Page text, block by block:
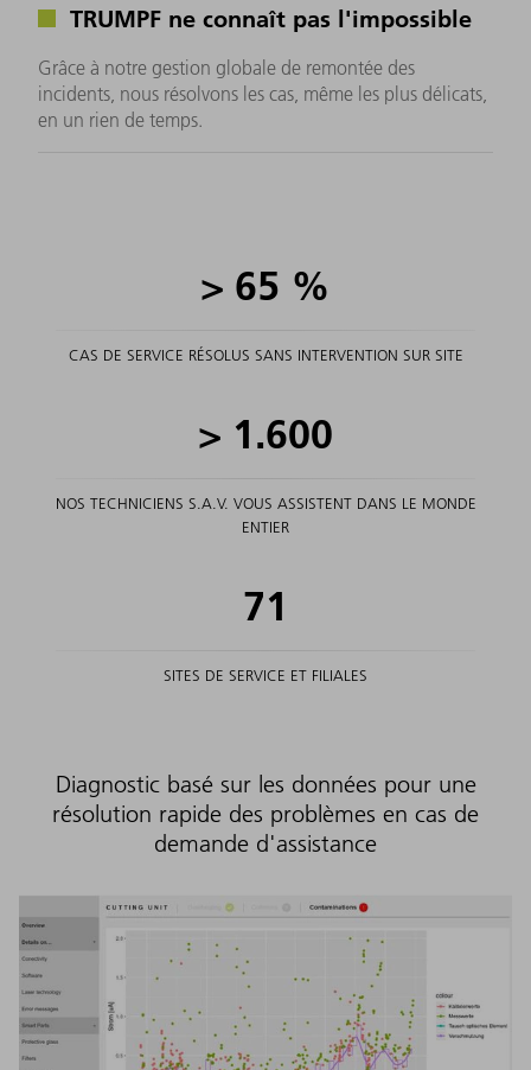
TRUMPF ne connaît pas l'impossible
Grâce à notre gestion globale de remontée des
incidents, nous résolvons les cas, même les plus délicats,
en un rien de temps.
> 65 %
CAS DE SERVICE RÉSOLUS SANS INTERVENTION SUR SITE
> 1.600
NOS TECHNICIENS S.A.V. VOUS ASSISTENT DANS LE MONDE
ENTIER
71
SITES DE SERVICE ET FILIALES
Diagnostic basé sur les données pour une
résolution rapide des problèmes en cas de
demande d'assistance